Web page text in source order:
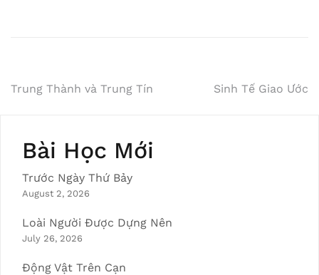
Post
Trung Thành và Trung Tín Sinh Tế Giao Ước
Bài Học Mới
Trước Ngày Thứ Bảy
August 2, 2026
Loài Người Được Dựng Nên
July 26, 2026
Động Vật Trên Cạn